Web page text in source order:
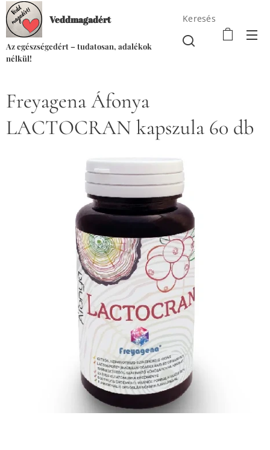
Veddmagadért
Az egészségedért – tudatosan, adalékok
nélkül!
Keresés
Freyagena Áfonya
LACTOCRAN kapszula 60 db